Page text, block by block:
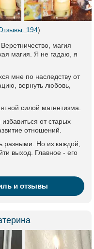
194)
магия
магия. Я не гадаю, я
мне по наследству от
вернуть любовь,
силой магнетизма.
от старых
отношений.
разными. Но из каждой,
выход. Главное - его
и отзывы